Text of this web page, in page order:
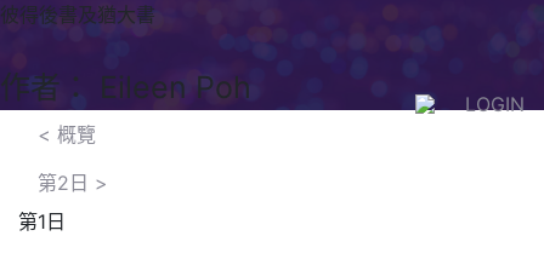
LOGIN
彼得後書及猶大書
作者： Eileen Poh
< 概覽
第2日 >
第1日